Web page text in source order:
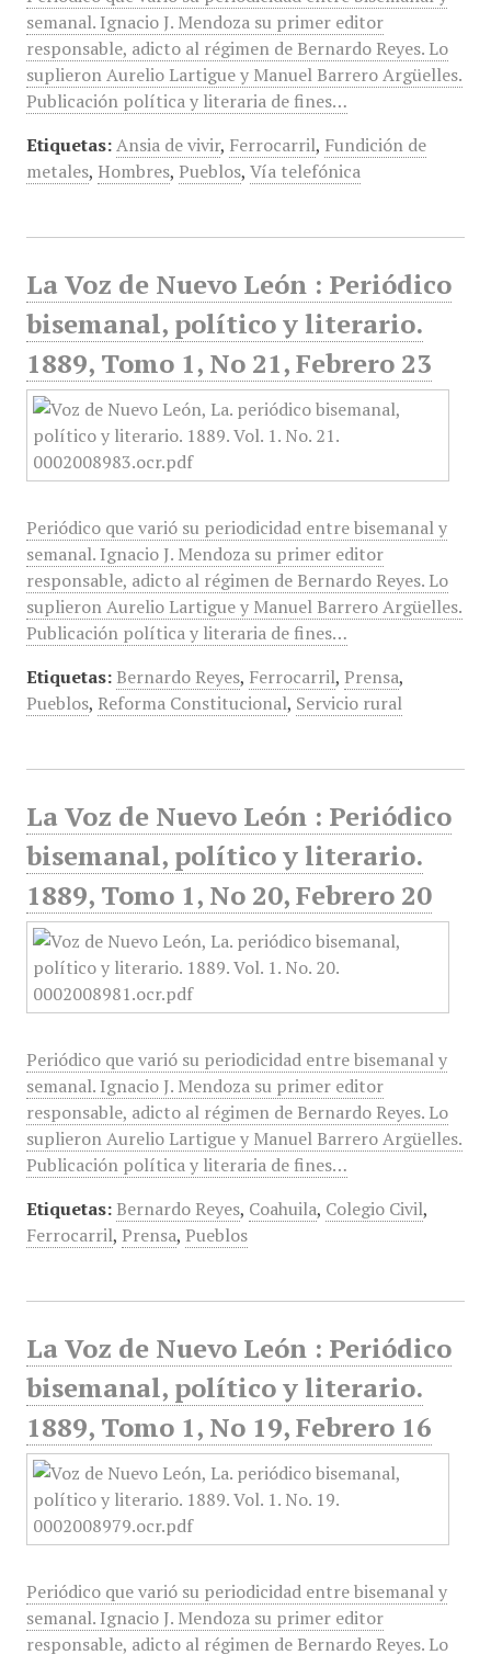
semanal. Ignacio J. Mendoza su primer editor
responsable, adicto al régimen de Bernardo Reyes. Lo
suplieron Aurelio Lartigue y Manuel Barrero Argüelles.
Publicación política y literaria de fines…
Etiquetas: Ansia de vivir, Ferrocarril, Fundición de
metales, Hombres, Pueblos, Vía telefónica
La Voz de Nuevo León : Periódico
bisemanal, político y literario.
1889, Tomo 1, No 21, Febrero 23
Periódico que varió su periodicidad entre bisemanal y
semanal. Ignacio J. Mendoza su primer editor
responsable, adicto al régimen de Bernardo Reyes. Lo
suplieron Aurelio Lartigue y Manuel Barrero Argüelles.
Publicación política y literaria de fines…
Etiquetas: Bernardo Reyes, Ferrocarril, Prensa,
Pueblos, Reforma Constitucional, Servicio rural
La Voz de Nuevo León : Periódico
bisemanal, político y literario.
1889, Tomo 1, No 20, Febrero 20
Periódico que varió su periodicidad entre bisemanal y
semanal. Ignacio J. Mendoza su primer editor
responsable, adicto al régimen de Bernardo Reyes. Lo
suplieron Aurelio Lartigue y Manuel Barrero Argüelles.
Publicación política y literaria de fines…
Etiquetas: Bernardo Reyes, Coahuila, Colegio Civil,
Ferrocarril, Prensa, Pueblos
La Voz de Nuevo León : Periódico
bisemanal, político y literario.
1889, Tomo 1, No 19, Febrero 16
Periódico que varió su periodicidad entre bisemanal y
semanal. Ignacio J. Mendoza su primer editor
responsable, adicto al régimen de Bernardo Reyes. Lo